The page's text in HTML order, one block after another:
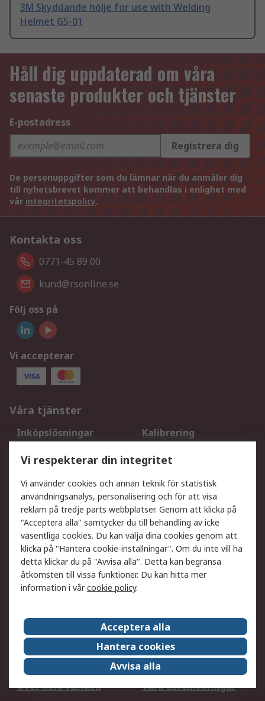
3M Skyddande hölje for use with Welding
Helmet G5-01
Håll dig uppdaterad om våra
senaste produkter och tjänster
E-postadress
Registrera dig
De personuppgifter som du lämnar när du anmäler dig
till nyhetsbrevet kommer att behandlas i enlighet med
vår integritetspolicy.
Kontakta oss
0771-45 89 00
kund@rsonline.se
Följ oss på
Vi accepterar
Våra tjänster
Inköpslösningar
Kalibrering
DesignSpark
Teknisk Support
Ditt lokala säljteam
Exportlösningar
Support
Få hjälp
Retur av varor
Leverans
Spåra din order
Begär en fakturakopi
Fördelar med RS-konto
Betalningsalternativ
Om RS
Försäljningsvillkor
Det juridiska
Press Centre
Jobba hos RS
ESG
Över hela världen
Våra certificeringar
Vi respekterar din integritet
Vi använder cookies och annan teknik för statistisk
användningsanalys, personalisering och för att visa
reklam på tredje parts webbplatser. Genom att klicka på
"Acceptera alla" samtycker du till behandling av icke
väsentliga cookies. Du kan välja dina cookies genom att
klicka på "Hantera cookie-inställningar". Om du inte vill ha
detta klickar du på "Avvisa alla". Detta kan begränsa
åtkomsten till vissa funktioner. Du kan hitta mer
information i vårcookie policy.
Acceptera alla
Hantera cookies
Avvisa alla